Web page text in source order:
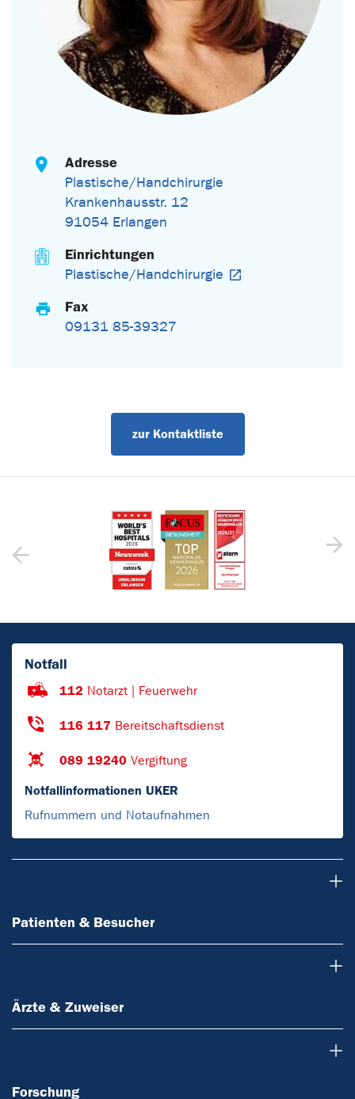
Adresse
Plastische/Handchirurgie
Krankenhausstr. 12
91054 Erlangen
Einrichtungen
Plastische/Handchirurgie
Fax
09131 85-39327
zur Kontaktliste
Notfall
112 Notarzt | Feuerwehr
116 117 Bereitschaftsdienst
089 19240 Vergiftung
Notfallinformationen UKER
Rufnummern und Notaufnahmen
Patienten & Besucher
Ärzte & Zuweiser
Forschung